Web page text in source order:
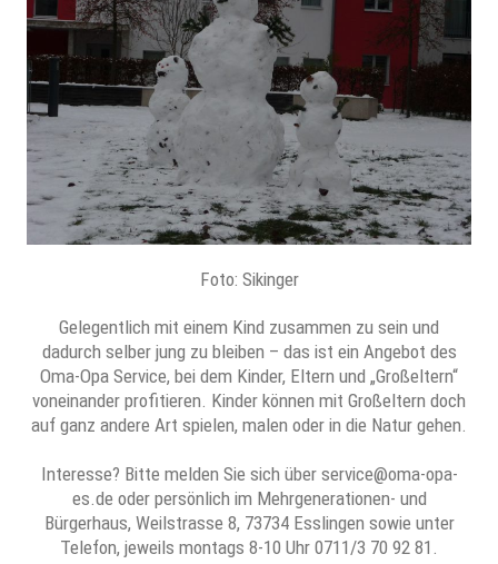
Foto: Sikinger
Gelegentlich mit einem Kind zusammen zu sein und
dadurch selber jung zu bleiben – das ist ein Angebot des
Oma-Opa Service, bei dem Kinder, Eltern und „Großeltern“
voneinander profitieren. Kinder können mit Großeltern doch
auf ganz andere Art spielen, malen oder in die Natur gehen.
Interesse? Bitte melden Sie sich über service@oma-opa-
es.de oder persönlich im Mehrgenerationen- und
Bürgerhaus, Weilstrasse 8, 73734 Esslingen sowie unter
Telefon, jeweils montags 8-10 Uhr 0711/3 70 92 81.